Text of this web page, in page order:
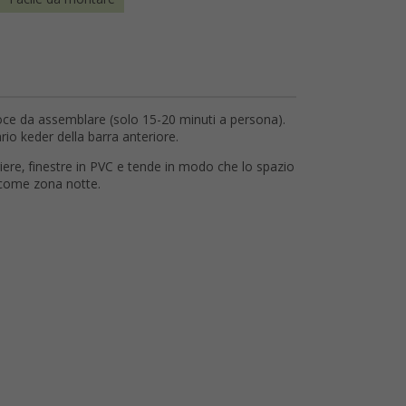
da assemblare (solo 15-20 minuti a persona).
keder della barra anteriore.
finestre in PVC e tende in modo che lo spazio
zona notte.